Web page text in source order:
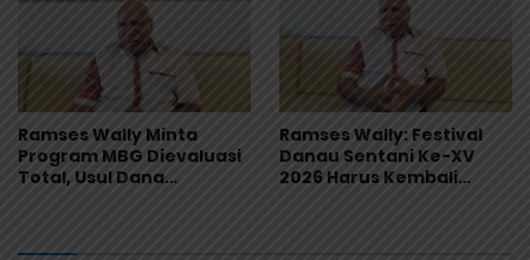
Ramses Wally Minta
Program MBG Dievaluasi
Total, Usul Dana
Ramses Wally: Festival
Danau Sentani Ke-XV
2026 Harus Kembali